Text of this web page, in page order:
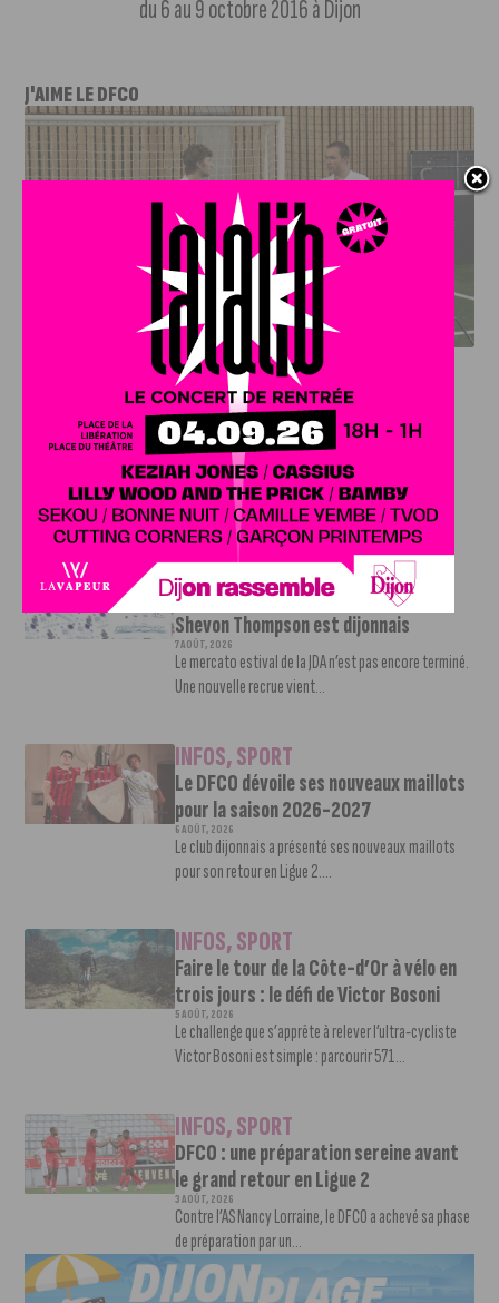
du 6 au 9 octobre 2016 à Dijon
J'AIME LE DFCO
DFCO : RENCONTRE AVEC PIERRE-HENRI DEBALLON,
L’ARTISAN DE LA MONTÉE EN LIGUE 2
INFOS,SPORT
DFCO : Rencontre avec Pierre-Henri
Deballon, l’artisan de la montée en
Ligue 2
7 AOÛT, 2026
Le DFCO est de retour en Ligue 2 après trois ans
d’absence. La saison...
INFOS,SPORT
Nouvelle arrivée à la JDA Basket,
Shevon Thompson est dijonnais
7 AOÛT, 2026
Le mercato estival de la JDA n’est pas encore terminé.
Une nouvelle recrue vient...
INFOS,SPORT
Le DFCO dévoile ses nouveaux maillots
pour la saison 2026-2027
6 AOÛT, 2026
Le club dijonnais a présenté ses nouveaux maillots
pour son retour en Ligue 2....
INFOS,SPORT
Faire le tour de la Côte-d’Or à vélo en
trois jours : le défi de Victor Bosoni
5 AOÛT, 2026
Le challenge que s’apprête à relever l’ultra-cycliste
Victor Bosoni est simple : parcourir 571...
INFOS,SPORT
DFCO : une préparation sereine avant
le grand retour en Ligue 2
3 AOÛT, 2026
Contre l’AS Nancy Lorraine, le DFCO a achevé sa phase
de préparation par un...